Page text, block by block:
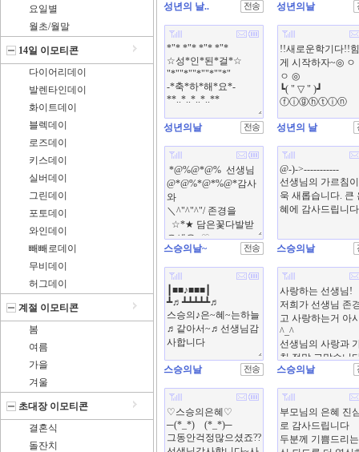
요일별
월초/월말
14일 이모티콘
다이어리데이
발렌타인데이
화이트데이
블렉데이
로즈데이
키스데이
실버데이
그린데이
포토데이
와인데이
빼빼로데이
무비데이
허그데이
계절 이모티콘
봄
여름
가을
겨울
초대장 이모티콘
결혼식
돌잔치
성년의 날.. 성년의날
성년의날 성년의 날
스승의날~ 스승의날
스승의날 스승의날